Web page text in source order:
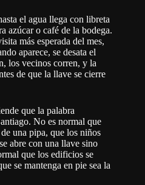
el agua llega con libreta
azúcar o café de la bodega.
más esperada del mes,
aparece, se desata el
los vecinos corren, y la
de que la llave se cierre
que la palabra
No es normal que
una pipa, que los niños
abre con una llave sino
que los edificios se
se mantenga en pie sea la